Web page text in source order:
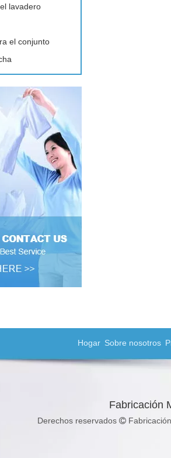
lavadero
el conjunto
Hogar Sobre nosotros
Fabricación
Derechos reservados 